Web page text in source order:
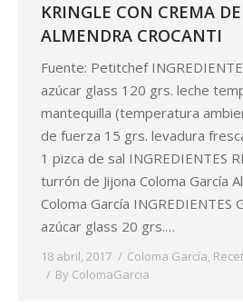
KRINGLE CON CREMA
ALMENDRA CROCANTI
Fuente: Petitchef
azúcar glass 120 grs. leche
mantequilla (temperatura
de fuerza 15 grs. levadura
1 pizca de sal INGREDIENTES
turrón de Jijona Coloma García
Coloma García INGREDIENTES
azúcar glass 20 grs.…
18 abril, 2017 Coloma García,
By ColomaGarcia